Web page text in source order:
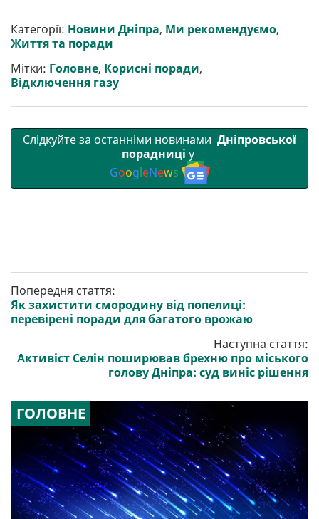
р
и
т
b
o
o
t
e
r
l g
r
s
A
r l
Категорії: Новини Дніпра, Ми рекомендуємо,
Життя та поради
Мітки: Головне, Корисні поради,
Відключення газу
Слідкуйте за останніми новинами Дніпровської
порадниці у
GoogleNews
Попередня стаття:
Як захистити смородину від попелиці:
перевірені поради для багатого врожаю
Наступна стаття:
Активіст Селін поширював брехню про міського
голову Дніпра: суд виніс рішення
ГОЛОВНЕ